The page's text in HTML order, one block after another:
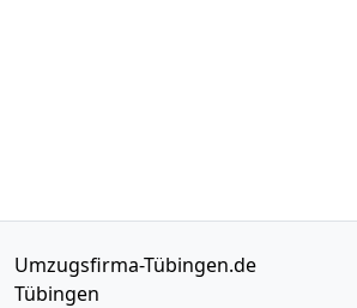
Umzugsfirma-Tübingen.de
Tübingen